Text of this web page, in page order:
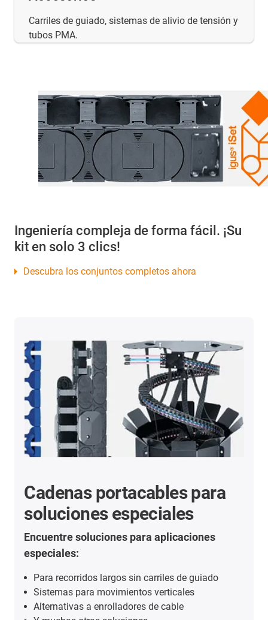
Carriles de guiado, sistemas de alivio de tensión y
tubos PMA.
Ingeniería compleja de forma fácil. ¡Su
kit en solo 3 clics!
Descubra los conjuntos completos ahora
Cadenas portacables para
soluciones especiales
Encuentre soluciones para aplicaciones
especiales:
Para recorridos largos sin carriles de guiado
Sistemas para movimientos verticales
Alternativas a enrolladores de cable